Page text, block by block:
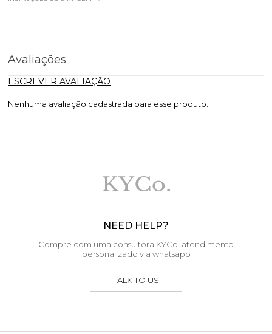
Avaliações
ESCREVER AVALIAÇÃO
Nenhuma avaliação cadastrada para esse produto.
NEED HELP?
Compre com uma consultora KYCo. atendimento
personalizado via whatsapp
TALK TO US